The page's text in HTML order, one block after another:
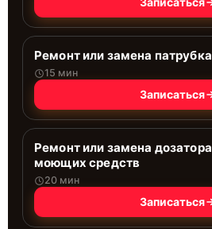
Ремонт или замена патрубка
15 мин
Записаться
Ремонт или замена дозатора
моющих средств
20 мин
Записаться